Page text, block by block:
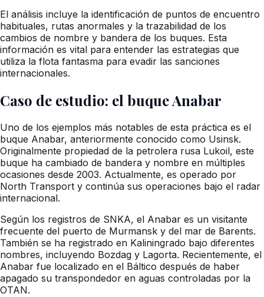
El análisis incluye la identificación de puntos de encuentro
habituales, rutas anormales y la trazabilidad de los
cambios de nombre y bandera de los buques. Esta
información es vital para entender las estrategias que
utiliza la flota fantasma para evadir las sanciones
internacionales.
Caso de estudio: el buque Anabar
Uno de los ejemplos más notables de esta práctica es el
buque Anabar, anteriormente conocido como Usinsk.
Originalmente propiedad de la petrolera rusa Lukoil, este
buque ha cambiado de bandera y nombre en múltiples
ocasiones desde 2003. Actualmente, es operado por
North Transport y continúa sus operaciones bajo el radar
internacional.
Según los registros de SNKA, el Anabar es un visitante
frecuente del puerto de Murmansk y del mar de Barents.
También se ha registrado en Kaliningrado bajo diferentes
nombres, incluyendo Bozdag y Lagorta. Recientemente, el
Anabar fue localizado en el Báltico después de haber
apagado su transpondedor en aguas controladas por la
OTAN.